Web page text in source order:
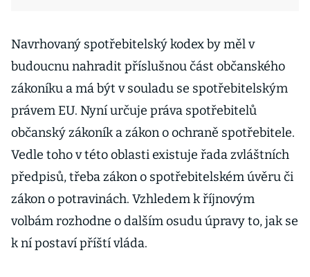
Navrhovaný spotřebitelský kodex by měl v
budoucnu nahradit příslušnou část občanského
zákoníku a má být v souladu se spotřebitelským
právem EU. Nyní určuje práva spotřebitelů
občanský zákoník a zákon o ochraně spotřebitele.
Vedle toho v této oblasti existuje řada zvláštních
předpisů, třeba zákon o spotřebitelském úvěru či
zákon o potravinách. Vzhledem k říjnovým
volbám rozhodne o dalším osudu úpravy to, jak se
k ní postaví příští vláda.